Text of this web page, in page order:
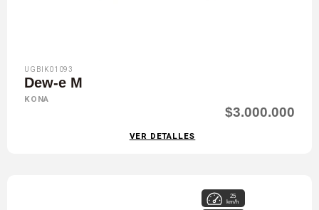
UGBIK01093
Dew-e M
KONA
$3.000.000
VER DETALLES
25
km/h